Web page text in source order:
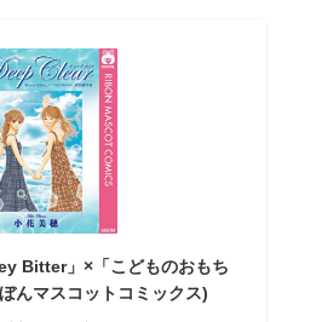
Bitter」×「こどものおもち
んマスコットコミックス)